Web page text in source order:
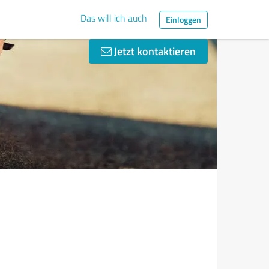
Das will ich auch Einloggen
Jetzt kontaktieren